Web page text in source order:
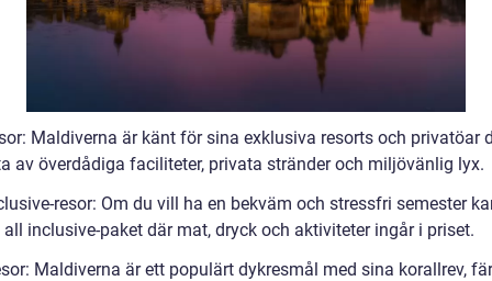
Maldiverna är känt för sina exklusiva resorts och privatöar
av överdådiga faciliteter, privata stränder och miljövänlig lyx.
resor: Om du vill ha en bekväm och stressfri semester
inclusive-paket där mat, dryck och aktiviteter ingår i priset.
Maldiverna är ett populärt dykresmål med sina korallrev,